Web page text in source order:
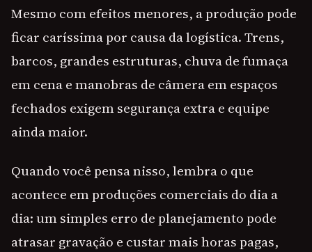
Mesmo com efeitos menores, a produção pode
ficar caríssima por causa da logística. Trens,
barcos, grandes estruturas, chuva de fumaça
em cena e manobras de câmera em espaços
fechados exigem segurança extra e equipe
ainda maior.
Quando você pensa nisso, lembra o que
acontece em produções comerciais do dia a
dia: um simples erro de planejamento pode
atrasar gravação e custar mais horas pagas,